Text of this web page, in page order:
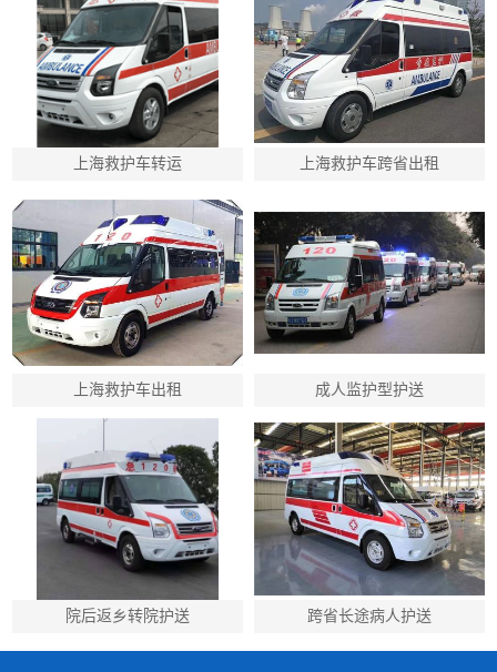
上海救护车转运 上海救护车跨省出租
上海救护车出租 成人监护型护送
院后返乡转院护送 跨省长途病人护送